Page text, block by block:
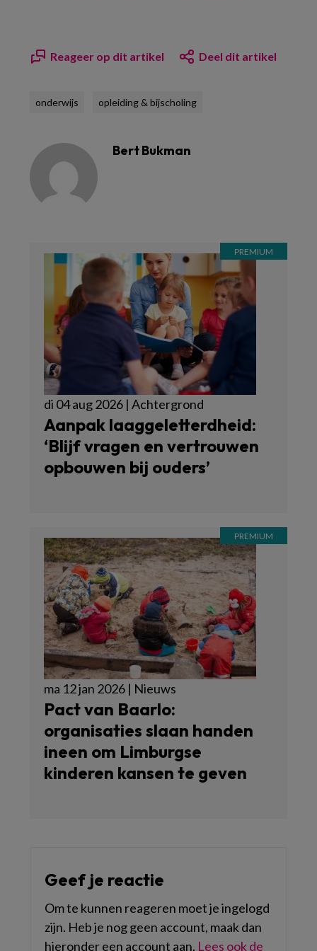
Reageer op dit artikel Deel dit artikel
onderwijs opleiding & bijscholing
Bert Bukman
di 04 aug 2026 | Achtergrond
Aanpak laaggeletterdheid:
‘Blijf vragen en vertrouwen
opbouwen bij ouders’
ma 12 jan 2026 | Nieuws
Pact van Baarlo:
organisaties slaan handen
ineen om Limburgse
kinderen kansen te geven
Geef je reactie
Om te kunnen reageren moet je ingelogd
zijn. Heb je nog geen account, maak dan
hieronder een account aan. Lees ook de